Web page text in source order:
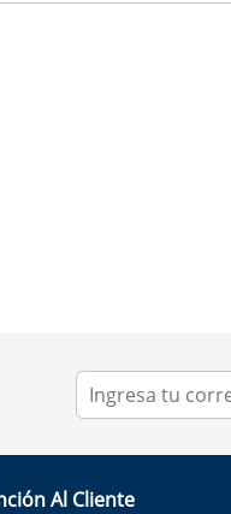
Al Cliente